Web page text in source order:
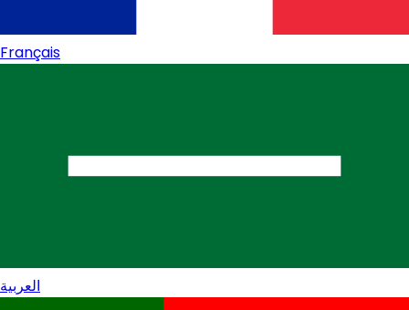
Français
العربية